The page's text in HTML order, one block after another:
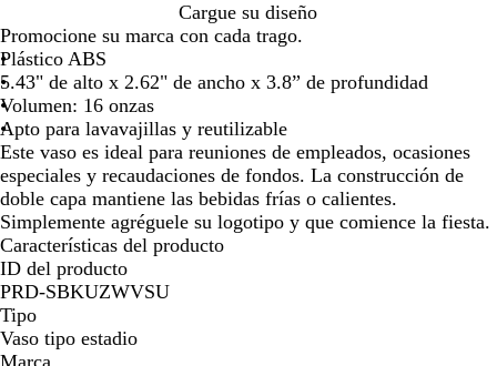
e
g
r
o
l
a
n
c
o
o
r
a
l
n
a
r
a
n
j
a
d
o
n
e
ó
n
e
r
d
e
n
e
ó
n
g
u
a
m
a
r
i
n
a
o
s
a
d
o
e
l
é
c
t
r
i
c
o
Cargue su diseño
Promocione su marca con cada trago.
Plástico ABS
5.43" de alto x 2.62" de ancho x 3.8” de profundidad
Volumen: 16 onzas
Apto para lavavajillas y reutilizable
Este vaso es ideal para reuniones de empleados, ocasiones
especiales y recaudaciones de fondos. La construcción de
doble capa mantiene las bebidas frías o calientes.
Simplemente agréguele su logotipo y que comience la fiesta.
Características del producto
ID del producto
PRD-SBKUZWVSU
Tipo
Vaso tipo estadio